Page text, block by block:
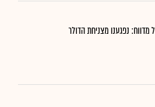
נפגענו מצניחת הדולר